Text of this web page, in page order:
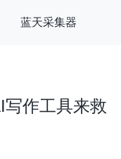
蓝天采集器
作工具来救